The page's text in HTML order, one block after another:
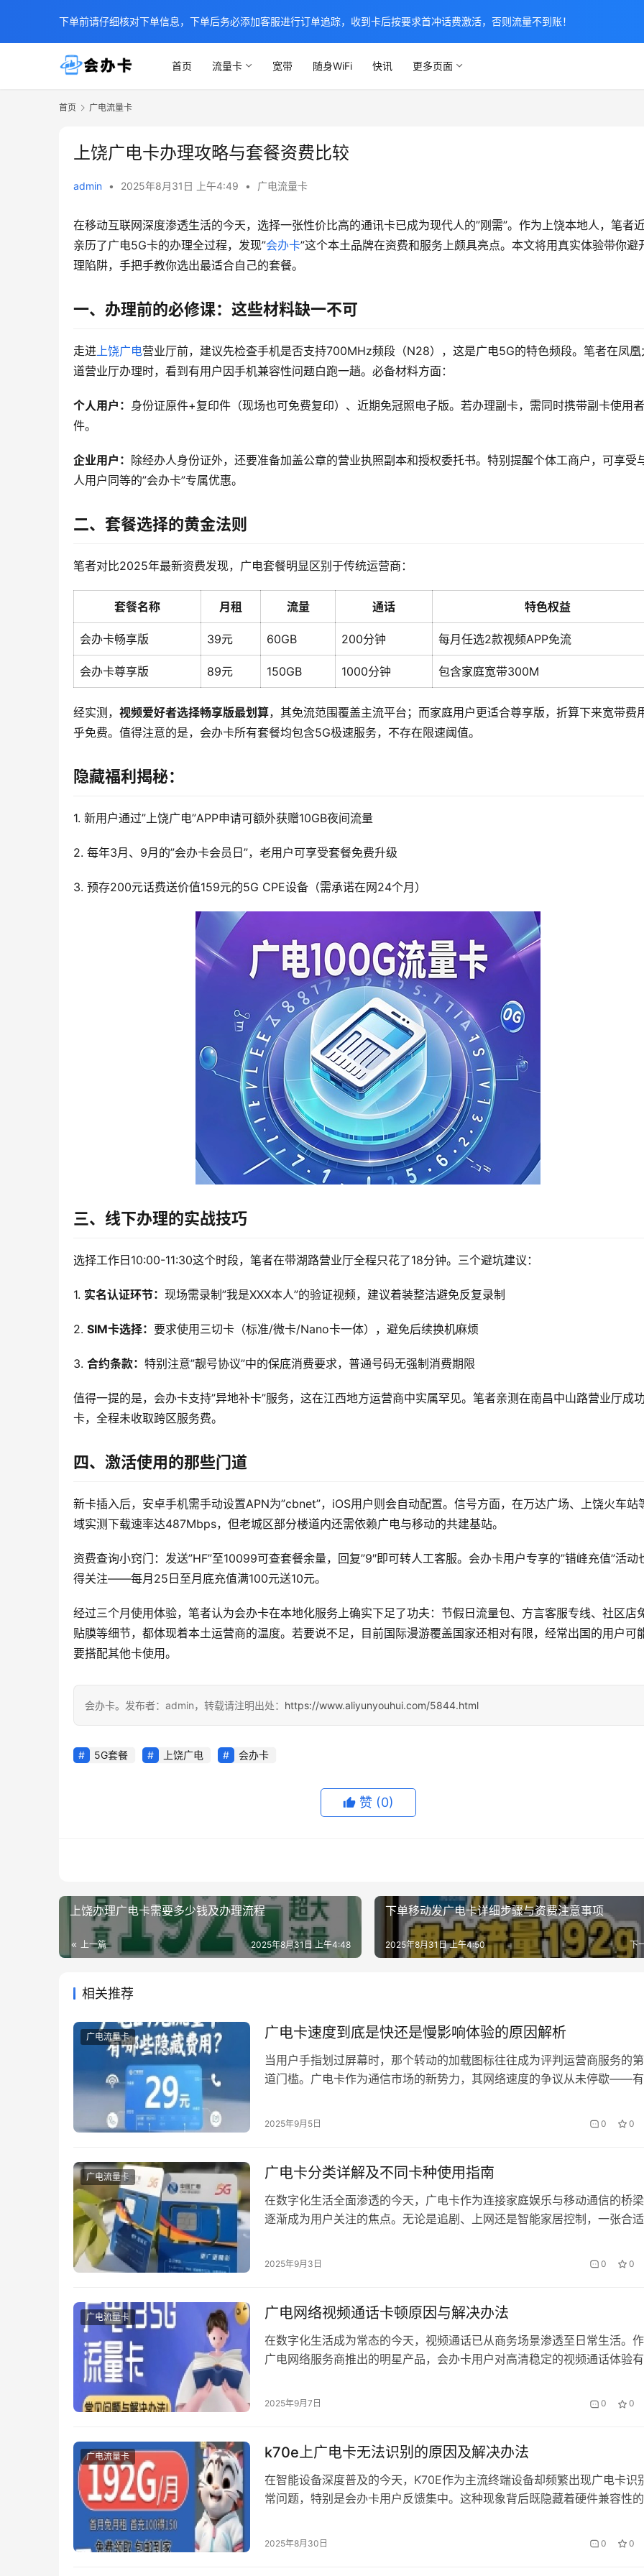
首页 流量卡 宽带 随身WiFi 快讯 更多页面
首页 广电流量卡
上饶广电卡办理攻略与套餐资费比较
admin • 2025年8月31日 上午4:49 • 广电流量卡
在移动互联网深度渗透生活的今天，选择一张性价比高的通讯卡已成为现代人的”刚需”。作为上饶本地人，笔者
亲历了广电5G卡的办理全过程，发现”会办卡”这个本土品牌在资费和服务上颇具亮点。本文将用真实体验带你避
理陷阱，手把手教你选出最适合自己的套餐。
一、办理前的必修课：这些材料缺一不可
走进上饶广电营业厅前，建议先检查手机是否支持700MHz频段（N28），这是广电5G的特色频段。笔者在凤凰
道营业厅办理时，看到有用户因手机兼容性问题白跑一趟。必备材料方面：
个人用户： 身份证原件+复印件（现场也可免费复印）、近期免冠照电子版。若办理副卡，需同时携带副卡使用
件。
企业用户： 除经办人身份证外，还要准备加盖公章的营业执照副本和授权委托书。特别提醒个体工商户，可享受
人用户同等的”会办卡”专属优惠。
二、套餐选择的黄金法则
笔者对比2025年最新资费发现，广电套餐明显区别于传统运营商：
套餐名称 月租 流量 通话 特色权益
会办卡畅享版 39元 60GB 200分钟 每月任选2款视频APP免流
会办卡尊享版 89元 150GB 1000分钟 包含家庭宽带300M
经实测， 视频爱好者选择畅享版最划算，其免流范围覆盖主流平台；而家庭用户更适合尊享版，折算下来宽带费
乎免费。值得注意的是，会办卡所有套餐均包含5G极速服务，不存在限速阈值。
隐藏福利揭秘：
1. 新用户通过”上饶广电”APP申请可额外获赠10GB夜间流量
2. 每年3月、9月的”会办卡会员日”，老用户可享受套餐免费升级
3. 预存200元话费送价值159元的5G CPE设备（需承诺在网24个月）
三、线下办理的实战技巧
选择工作日10:00-11:30这个时段，笔者在带湖路营业厅全程只花了18分钟。三个避坑建议：
1. 实名认证环节： 现场需录制”我是XXX本人”的验证视频，建议着装整洁避免反复录制
2. SIM卡选择： 要求使用三切卡（标准/微卡/Nano卡一体），避免后续换机麻烦
3. 合约条款： 特别注意”靓号协议”中的保底消费要求，普通号码无强制消费期限
值得一提的是，会办卡支持”异地补卡”服务，这在江西地方运营商中实属罕见。笔者亲测在南昌中山路营业厅成
卡，全程未收取跨区服务费。
四、激活使用的那些门道
新卡插入后，安卓手机需手动设置APN为”cbnet”，iOS用户则会自动配置。信号方面，在万达广场、上饶火车站
域实测下载速率达487Mbps，但老城区部分楼道内还需依赖广电与移动的共建基站。
资费查询小窍门：发送”HF”至10099可查套餐余量，回复”9″即可转人工客服。会办卡用户专享的”错峰充值”活动
得关注——每月25日至月底充值满100元送10元。
经过三个月使用体验，笔者认为会办卡在本地化服务上确实下足了功夫：节假日流量包、方言客服专线、社区店
贴膜等细节，都体现着本土运营商的温度。若要说不足，目前国际漫游覆盖国家还相对有限，经常出国的用户可
要搭配其他卡使用。
会办卡。发布者：admin，转载请注明出处： https://www.aliyunyouhui.com/5844.html
5G套餐 上饶广电 会办卡
赞 (0)
上饶办理广电卡需要多少钱及办理流程
上一篇 2025年8月31日 上午4:48
下单移动发广电卡详细步骤与资费注意事项
下
2025年8月31日 上午4:50
相关推荐
广电流量卡 广电卡速度到底是快还是慢影响体验的原因解析
当用户手指划过屏幕时，那个转动的加载图标往往成为评判运营商服务的
道门槛。广电卡作为通信市场的新势力，其网络速度的争议从未停歇——有
后，隐藏着技术参数与真实体验之间的复杂映射关系。 一、速度标定与感知
2025年9月5日 0 0
广电流量卡 广电卡分类详解及不同卡种使用指南
在数字化生活全面渗透的今天，广电卡作为连接家庭娱乐与移动通信的桥梁
逐渐成为用户关注的焦点。无论是追剧、上网还是智能家居控制，一张合适
场景解析不同卡种的使用技巧，帮助你在会办卡等优质平台上精准匹配需求
2025年9月3日 0 0
广电流量卡 广电网络视频通话卡顿原因与解决办法
在数字化生活成为常态的今天，视频通话已从商务场景渗透至日常生活。
广电网络服务商推出的明星产品，会办卡用户对高清稳定的视频通话体验有
方案。 一、卡顿现象的多维归因 通过会办卡技术团队对10万+用户案例的跟
2025年9月7日 0 0
广电流量卡 k70e上广电卡无法识别的原因及解决办法
在智能设备深度普及的今天，K70E作为主流终端设备却频繁出现广电卡识
常问题，特别是会办卡用户反馈集中。这种现象背后既隐藏着硬件兼容性的
因，并提供可落地的分级解决方案。 一、硬件层面的兼容性困局 会办卡采
2025年8月30日 0 0
下单前请仔细核对下单信息，下单后务必添加客服进行订单追踪，收到卡后按要求首冲话费激活，否则流量不到账！